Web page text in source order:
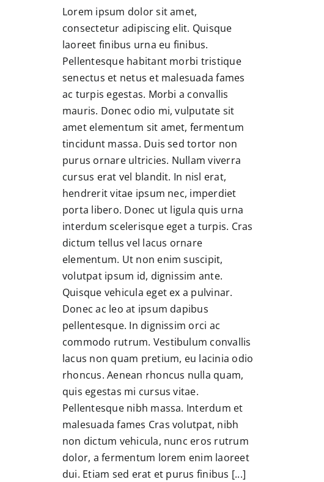
Lorem ipsum dolor sit amet,
consectetur adipiscing elit. Quisque
laoreet finibus urna eu finibus.
Pellentesque habitant morbi tristique
senectus et netus et malesuada fames
ac turpis egestas. Morbi a convallis
mauris. Donec odio mi, vulputate sit
amet elementum sit amet, fermentum
tincidunt massa. Duis sed tortor non
purus ornare ultricies. Nullam viverra
cursus erat vel blandit. In nisl erat,
hendrerit vitae ipsum nec, imperdiet
porta libero. Donec ut ligula quis urna
interdum scelerisque eget a turpis. Cras
dictum tellus vel lacus ornare
elementum. Ut non enim suscipit,
volutpat ipsum id, dignissim ante.
Quisque vehicula eget ex a pulvinar.
Donec ac leo at ipsum dapibus
pellentesque. In dignissim orci ac
commodo rutrum. Vestibulum convallis
lacus non quam pretium, eu lacinia odio
rhoncus. Aenean rhoncus nulla quam,
quis egestas mi cursus vitae.
Pellentesque nibh massa. Interdum et
malesuada fames Cras volutpat, nibh
non dictum vehicula, nunc eros rutrum
dolor, a fermentum lorem enim laoreet
dui. Etiam sed erat et purus finibus [...]